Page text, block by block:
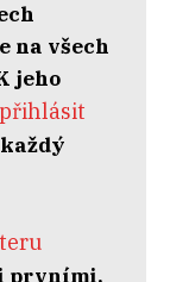
na všech
jeho
přihlásit
prvními,